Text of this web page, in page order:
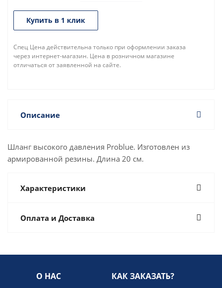
Купить в 1 клик
Спец Цена действительна только при оформлении заказа
через интернет-магазин. Цена в розничном магазине
отличаться от заявленной на сайте.
Описание
Шланг высокого давления Problue. Изготовлен из
армированной резины. Длина 20 см.
Характеристики
Оплата и Доставка
О НАС КАК ЗАКАЗАТЬ?